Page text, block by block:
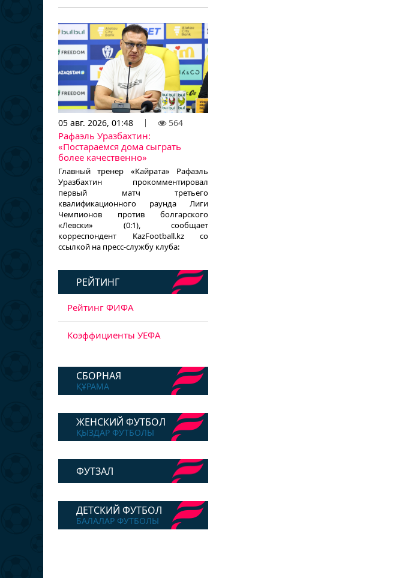
05 авг. 2026, 01:48 564
Рафаэль Уразбахтин:
«Постараемся дома сыграть
более качественно»
Главный тренер «Кайрата» Рафаэль
Уразбахтин прокомментировал
первый матч третьего
квалификационного раунда Лиги
Чемпионов против болгарского
«Левски» (0:1), сообщает
корреспондент KazFootball.kz со
ссылкой на пресс-службу клуба:
РЕЙТИНГ
Рейтинг ФИФА
Коэффициенты УЕФА
СБОРНАЯ
ҚҰРАМА
ЖЕНСКИЙ ФУТБОЛ
ҚЫЗДАР ФУТБОЛЫ
ФУТЗАЛ
ДЕТСКИЙ ФУТБОЛ
БАЛАЛАР ФУТБОЛЫ